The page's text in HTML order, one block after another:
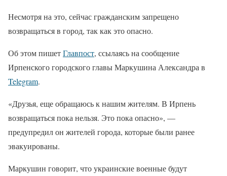
Несмотря на это, сейчас гражданским запрещено
возвращаться в город, так как это опасно.
Об этом пишетГлавпост, ссылаясь на сообщение
Ирпенского городского главы Маркушина Александра в
Telegram.
«Друзья, еще обращаюсь к нашим жителям. В Ирпень
возвращаться пока нельзя. Это пока опасно», —
предупредил он жителей города, которые были ранее
эвакуированы.
Маркушин говорит, что украинские военные будут